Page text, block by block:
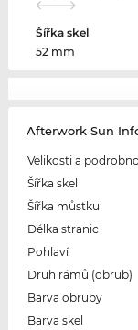
Šířka skel
52 mm
Afterwork Sun
Velikosti a
Šířka skel
Šířka můstku
Délka stranic
Pohlaví
Druh rámů (obrub)
Barva obruby
Barva skel